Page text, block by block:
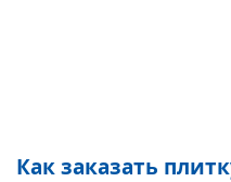
Как заказать